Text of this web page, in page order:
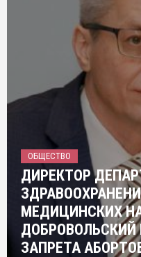
ОБЩЕСТВО
ДИРЕКТОР
МЕДИЦИНСКИХ
ЗАПРЕТА